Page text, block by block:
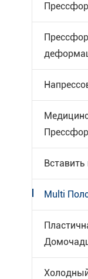
Вставить
Multi